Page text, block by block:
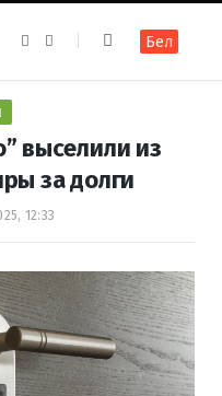
e
k
t
a
m
Бел
выселили из
за долги
12:33